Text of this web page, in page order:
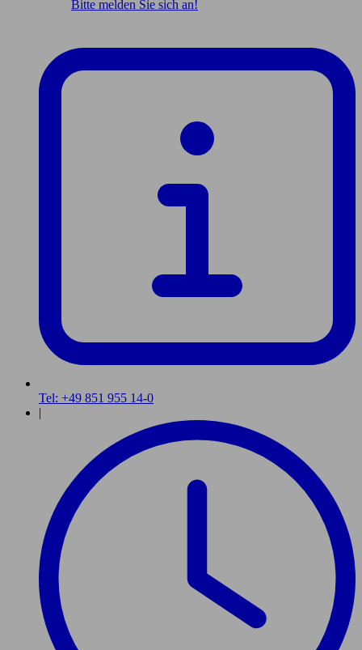
Bitte melden Sie sich an!
Tel: +49 851 955 14-0
|